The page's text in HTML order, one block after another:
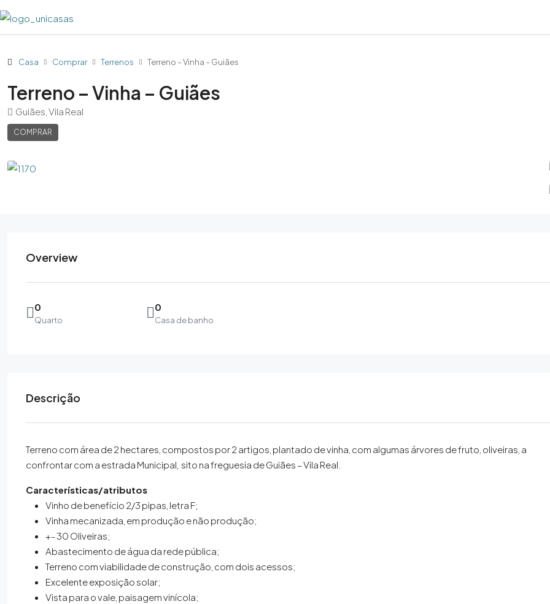
Casa Comprar Terrenos Terreno – Vinha – Guiães
Terreno – Vinha – Guiães
Guiães, Vila Real
COMPRAR
Overview
0
Quarto
0
Casa de banho
Descrição
Terreno com área de 2 hectares, compostos por 2 artigos, plantado de vinha, com algumas árvores de fruto, oliveiras, a
confrontar com a estrada Municipal, sito na freguesia de Guiães – Vila Real.
Características/atributos
Vinho de benefício 2/3 pipas, letra F;
Vinha mecanizada, em produção e não produção;
+- 30 Oliveiras;
Abastecimento de água da rede pública;
Terreno com viabilidade de construção, com dois acessos;
Excelente exposição solar;
Vista para o vale, paisagem vinícola;